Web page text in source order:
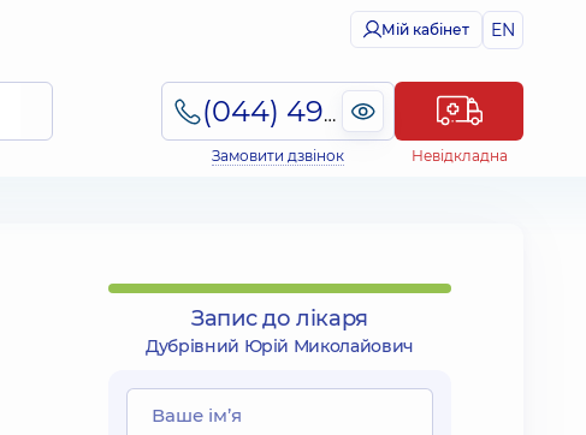
Мій кабінет EN
(044) 495-2-888
Замовити дзвінок Невідкладна
Запис до лікаря
Дубрівний Юрій Миколайович